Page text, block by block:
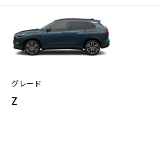
グレード
Z